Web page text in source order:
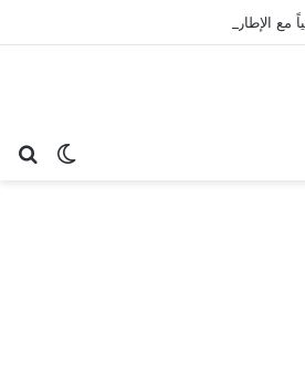
الوضع